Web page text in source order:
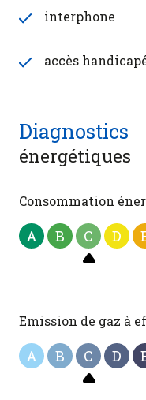
interphone
accès
Diagnostics
énergétiques
Consommation
A B C D
Emission de gaz à
A B C D